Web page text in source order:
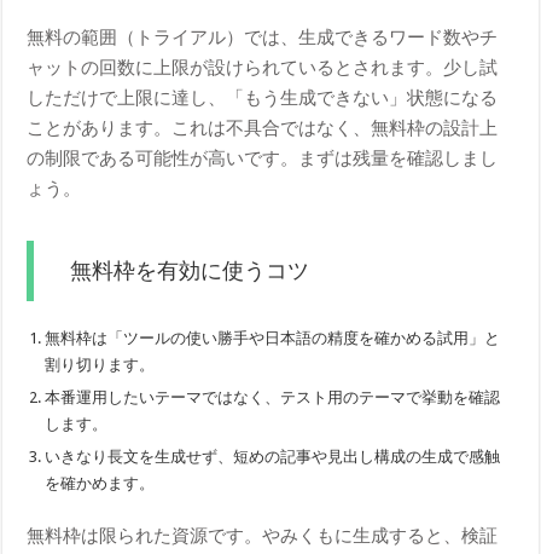
無料の範囲（トライアル）では、生成できるワード数やチ
ャットの回数に上限が設けられているとされます。少し試
しただけで上限に達し、「もう生成できない」状態になる
ことがあります。これは不具合ではなく、無料枠の設計上
の制限である可能性が高いです。まずは残量を確認しまし
ょう。
無料枠を有効に使うコツ
無料枠は「ツールの使い勝手や日本語の精度を確かめる試用」と
割り切ります。
本番運用したいテーマではなく、テスト用のテーマで挙動を確認
します。
いきなり長文を生成せず、短めの記事や見出し構成の生成で感触
を確かめます。
無料枠は限られた資源です。やみくもに生成すると、検証